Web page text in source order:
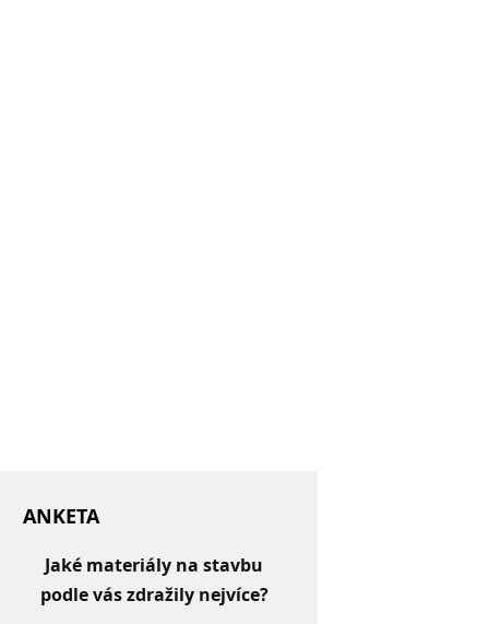
ANKETA
Jaké materiály na stavbu
podle vás zdražily nejvíce?